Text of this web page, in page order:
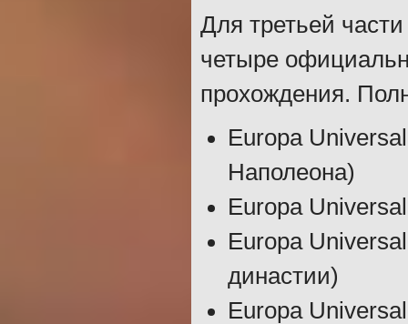
Для третьей
четыре
прохождения.
Europa
Наполеона)
Europa
Europa
династии)
Europa